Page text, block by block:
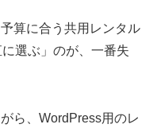
算に合う共用レンタル
選ぶ」のが、一番失
ら、WordPress用のレ